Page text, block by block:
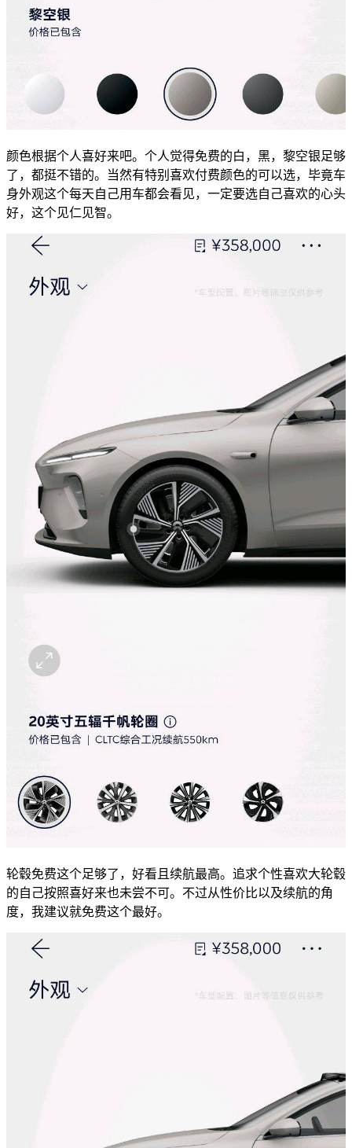
颜色根据个人喜好来吧。个人觉得免费的白，黑，黎空银足够
了，都挺不错的。当然有特别喜欢付费颜色的可以选，毕竟车
身外观这个每天自己用车都会看见，一定要选自己喜欢的心头
好，这个见仁见智。
轮毂免费这个足够了，好看且续航最高。追求个性喜欢大轮毂
的自己按照喜好来也未尝不可。不过从性价比以及续航的角
度，我建议就免费这个最好。